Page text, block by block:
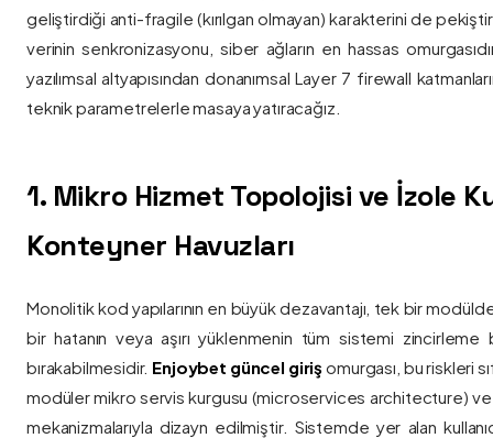
geliştirdiği anti-fragile (kırılgan olmayan) karakterini de
verinin senkronizasyonu, siber ağların en hassas
yazılımsal altyapısından donanımsal Layer 7 firewall
teknik parametrelerle masaya yatıracağız.
1. Mikro Hizmet Topolojisi ve İzole
Konteyner Havuzları
Monolitik kod yapılarının en büyük dezavantajı, tek bir
bir hatanın veya aşırı yüklenmenin tüm sistemi zincirleme
bırakabilmesidir. Enjoybet güncel giriş omurgası, bu riskleri
modüler mikro servis kurgusu (microservices architecture)
mekanizmalarıyla dizayn edilmiştir. Sistemde yer alan